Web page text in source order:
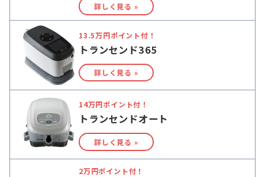
詳しく見る »
13.5万円ポイント付！
トランセンド365
詳しく見る »
14万円ポイント付！
トランセンドオート
詳しく見る »
2万円ポイント付！